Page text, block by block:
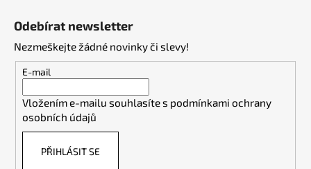
p
r
k
y
í
Odebírat newsletter
Nezmeškejte žádné novinky či slevy!
E-mail
Vložením e-mailu souhlasíte s podmínkami ochrany
osobních údajů
PŘIHLÁSIT SE